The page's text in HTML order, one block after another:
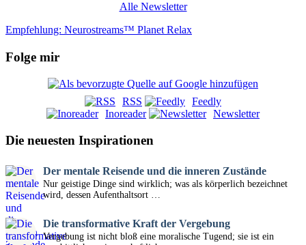
Alle Newsletter
Empfehlung: Neurostreams™ Planet Relax
Folge mir
RSS
Feedly
Inoreader
Newsletter
Die neuesten Inspirationen
Der mentale Reisende und die inneren Zustände
Nur geistige Dinge sind wirklich; was als körperlich bezeichnet
wird, dessen Aufenthaltsort …
Die transformative Kraft der Vergebung
Vergebung ist nicht bloß eine moralische Tugend; sie ist ein